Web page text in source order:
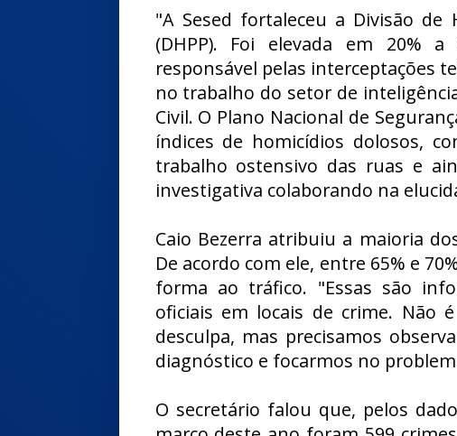
"A Sesed fortaleceu a Divisão de
(DHPP). Foi elevada em 20% a
responsável pelas interceptações
no trabalho do setor de
Civil. O Plano Nacional de
índices de homicídios dolosos,
trabalho ostensivo das ruas e
investigativa colaborando na
Caio Bezerra atribuiu a maioria
De acordo com ele, entre 65% e
forma ao tráfico. "Essas são
oficiais em locais de crime. Não
desculpa, mas precisamos
diagnóstico e focarmos no
O secretário falou que, pelos